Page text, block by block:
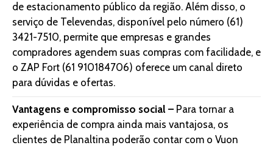
de estacionamento público da região. Além disso, o
serviço de Televendas, disponível pelo número (61)
3421-7510, permite que empresas e grandes
compradores agendem suas compras com facilidade, e
o ZAP Fort (61 910184706) oferece um canal direto
para dúvidas e ofertas.
Vantagens e compromisso social – Para tornar a
experiência de compra ainda mais vantajosa, os
clientes de Planaltina poderão contar com o Vuon